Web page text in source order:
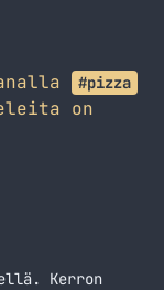
#pizza
on
Kerron